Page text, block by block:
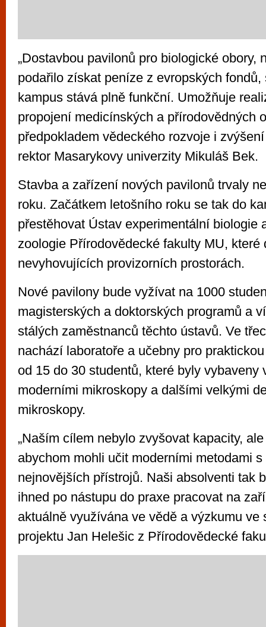
„Dostavbou pavilonů pro biologické obory,
podařilo získat peníze z evropských
kampus stává plně funkční. Umožňuje
propojení medicínských a přírodovědných
předpokladem vědeckého rozvoje i
rektor Masarykovy univerzity Mikuláš Bek.
Stavba a zařízení nových pavilonů trvaly
roku. Začátkem letošního roku se tak do
přestěhovat Ústav experimentální biologie
zoologie Přírodovědecké fakulty MU, které
nevyhovujících provizorních prostorách.
Nové pavilony bude vyžívat na 1000
magisterských a doktorských programů a
stálých zaměstnanců těchto ústavů. Ve
nachází laboratoře a učebny pro
od 15 do 30 studentů, které byly vybaveny
moderními mikroskopy a dalšími velkými
mikroskopy.
„Naším cílem nebylo zvyšovat kapacity,
abychom mohli učit moderními metodami
nejnovějších přístrojů. Naši absolventi tak
ihned po nástupu do praxe pracovat na
aktuálně využívána ve vědě a výzkumu ve
projektu Jan Helešic z Přírodovědecké